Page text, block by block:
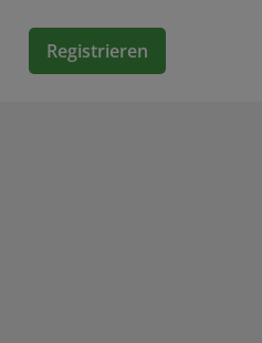
Registrieren